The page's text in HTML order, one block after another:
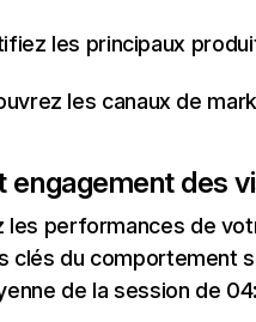
les principaux
les canaux de
engagement des
les performances de
clés du comportement
de la session de